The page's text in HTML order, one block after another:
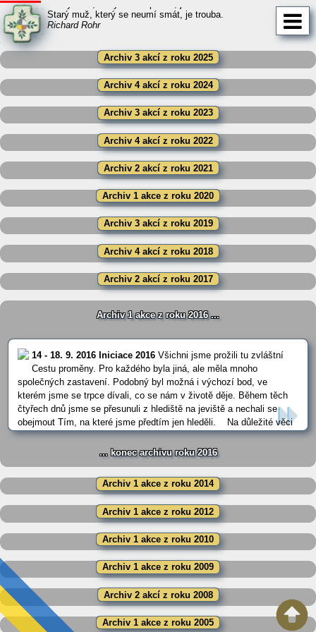
Starý muž, který se neumí smát, je trouba.
Richard Rohr
Archiv 3 akcí z roku 2025
Archiv 4 akcí z roku 2024
Archiv 3 akcí z roku 2023
Archiv 4 akcí z roku 2022
Archiv 2 akcí z roku 2021
Archiv 1 akce z roku 2020
Archiv 3 akcí z roku 2019
Archiv 4 akcí z roku 2018
Archiv 2 akcí z roku 2017
Archiv 1 akce z roku 2016 ...
14 - 18. 9. 2016 Iniciace 2016Všichni jsme prožili tu zvláštní
Cestu proměny. Pro každého byla jiná, ale měla mnoho
společných zastavení. Podobný byl možná i výchozí bod, ve
kterém jsme se trpce dívali, co se nám v životě děje. Během těch
čtyřech dnů jsme se přesunuli z hlediště na jeviště a nechali se
obejmout Tím, na které jsme předtím jen hleděli. Na důležité věci
srdce nezapomíná ale rádo na ně vzpomíná. K tomu slouží i tyto
stránky a Arnoštovy fotografie na … ...
... konec archivu roku 2016
Archiv 1 akce z roku 2014
Archiv 1 akce z roku 2012
Archiv 1 akce z roku 2010
Archiv 1 akce z roku 2009
Archiv 2 akcí z roku 2008
Archiv 1 akce z roku 2005